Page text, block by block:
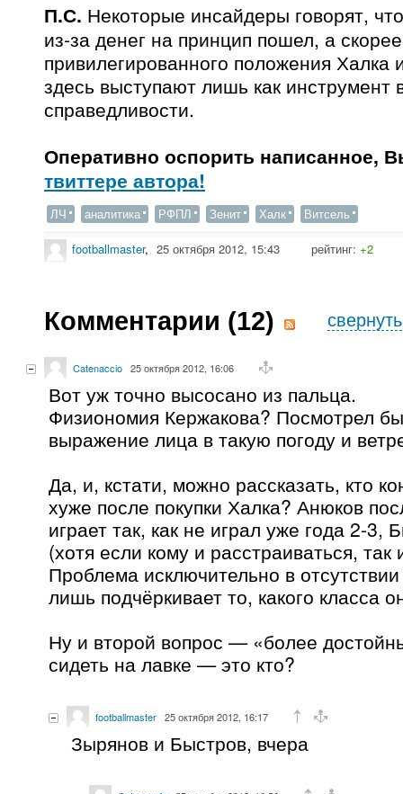
П.С. Некоторые инсайдеры говорят,
из-за денег на принцип пошел, а
привилегированного положения Халка
здесь выступают лишь как инструмент
справедливости.
Оперативно оспорить написанное,
твиттере автора!
ЛЧ аналитика РФПЛ Зенит Халк Витсель
footballmaster, 25 октября 2012, 15:43 рейтинг: +2
Комментарии (12) свернуть
Catenaccio 25 октября 2012, 16:06
Вот уж точно высосано из пальца.
Физиономия Кержакова? Посмотрел
выражение лица в такую погоду и
Да, и, кстати, можно рассказать, кто
хуже после покупки Халка? Анюков
играет так, как не играл уже года 2-3,
(хотя если кому и расстраиваться,
Проблема исключительно в
лишь подчёркивает то, какого класса
Ну и второй вопрос — «более
сидеть на лавке — это кто?
footballmaster 25 октября 2012, 16:17
Зырянов и Быстров, вчера